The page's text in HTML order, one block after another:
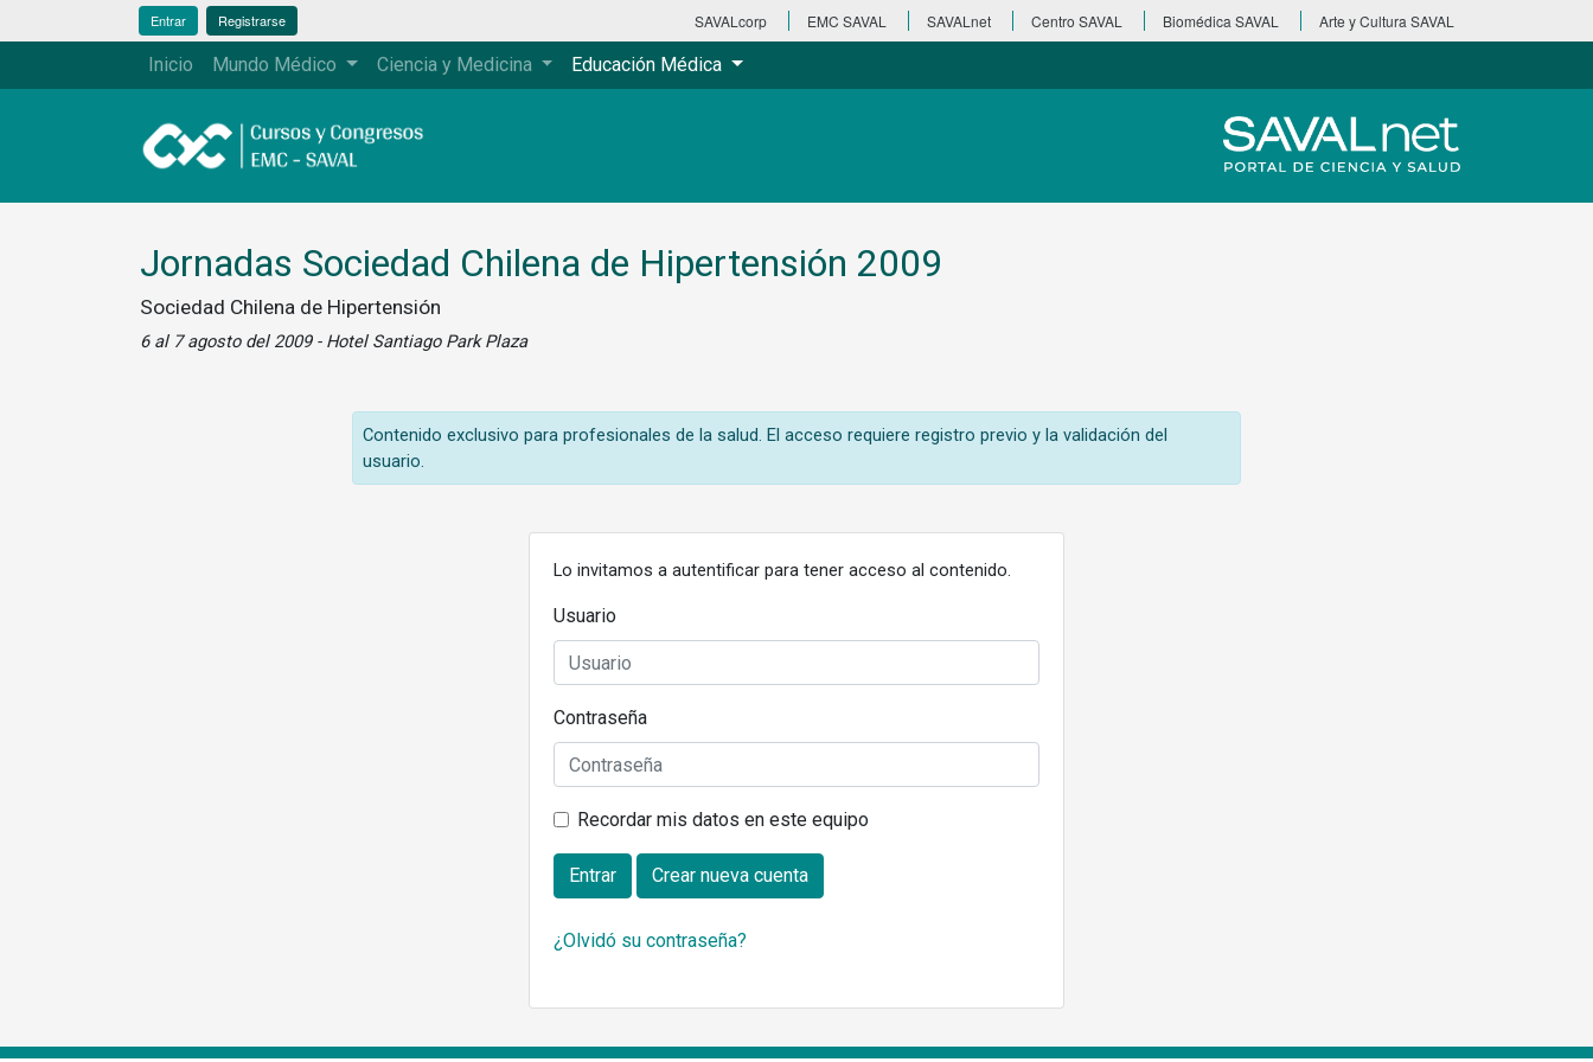
Entrar Registrarse SAVALcorp EMC SAVAL SAVALnet Centro SAVAL Biomédica SAVAL Arte y Cultura SAVAL
Inicio Mundo Médico Ciencia y Medicina Educación Médica
Jornadas Sociedad Chilena de Hipertensión 2009
Sociedad Chilena de Hipertensión
6 al 7 agosto del 2009 - Hotel Santiago Park Plaza
Contenido exclusivo para profesionales de la salud. El acceso requiere registro previo y la validación del
usuario.
Lo invitamos a autentificar para tener acceso al contenido.
Usuario
Contraseña
Recordar mis datos en este equipo
Entrar Crear nueva cuenta
¿Olvidó su contraseña?